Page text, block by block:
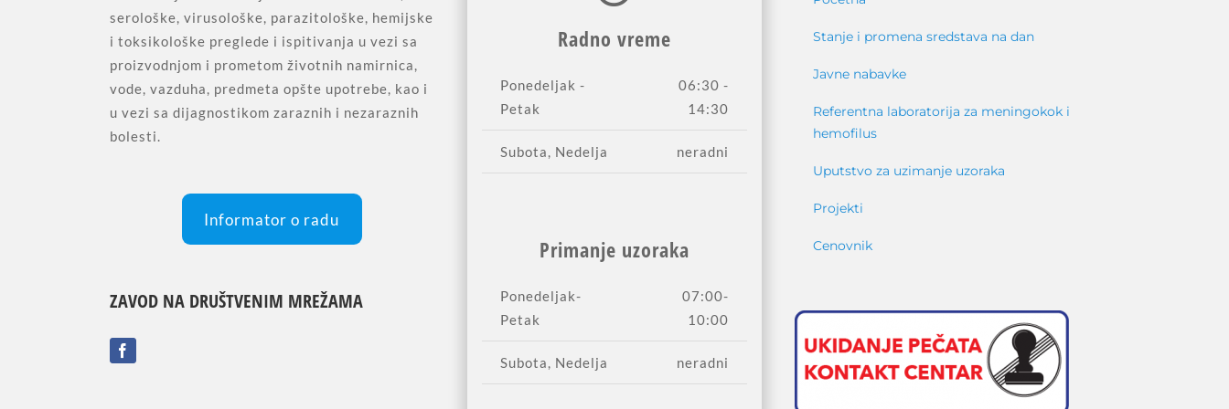
serološke, virusološke, parazitološke, hemijske
i toksikološke preglede i ispitivanja u vezi sa
proizvodnjom i prometom životnih namirnica,
vode, vazduha, predmeta opšte upotrebe, kao i
u vezi sa dijagnostikom zaraznih i nezaraznih
bolesti.
Informator o radu
ZAVOD NA DRUŠTVENIM MREŽAMA
Radno vreme
Ponedeljak -
Petak
06:30 -
14:30
Subota, Nedelja neradni
Primanje uzoraka
Ponedeljak-
Petak
07:00-
10:00
Subota, Nedelja neradni
Stanje i promena sredstava na dan
Javne nabavke
Referentna laboratorija za meningokok i
hemofilus
Uputstvo za uzimanje uzoraka
Projekti
Cenovnik